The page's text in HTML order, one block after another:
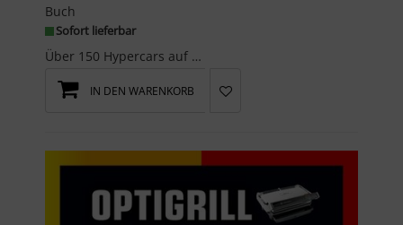
Buch
Sofort lieferbar
Über 150 Hypercars auf über 200 Seiten mit rund 200 großformatigenFotos bebildert und das alles f...
IN DEN WARENKORB